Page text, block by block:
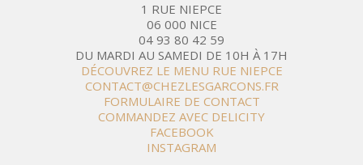
1 RUE NIEPCE
06 000 NICE
04 93 80 42 59
DU MARDI AU SAMEDI DE 10H À 17H
DÉCOUVREZ LE MENU RUE NIEPCE
CONTACT@CHEZLESGARCONS.FR
FORMULAIRE DE CONTACT
COMMANDEZ AVEC DELICITY
FACEBOOK
INSTAGRAM